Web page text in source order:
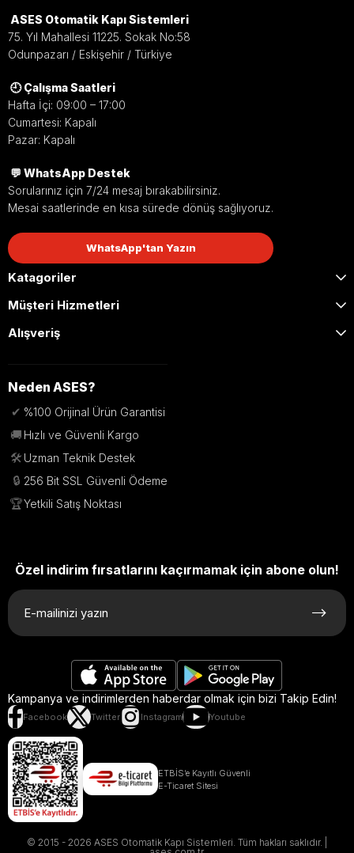
ASES Otomatik Kapı Sistemleri
75. Yıl Mahallesi 11225. Sokak No:58
Odunpazarı / Eskişehir / Türkiye
🕘 Çalışma Saatleri
Hafta İçi: 09:00 – 17:00
Cumartesi: Kapalı
Pazar: Kapalı
💬 WhatsApp Destek
Sorularınız için 7/24 mesaj bırakabilirsiniz.
Mesai saatlerinde en kısa sürede dönüş sağlıyoruz.
WhatsApp'tan Yazın
Katagoriler
Müşteri Hizmetleri
Alışveriş
Neden ASES?
✔ %100 Orijinal Ürün Garantisi
🚚 Hızlı ve Güvenli Kargo
🛠️ Uzman Teknik Destek
🔒 256 Bit SSL Güvenli Ödeme
🏆Yetkili Satış Noktası
Özel indirim fırsatlarını kaçırmamak için abone olun!
Kampanya ve indirimlerden haberdar olmak için bizi Takip Edin!
Facebook Twitter Instagram Youtube
ETBİS’e Kayıtlı Güvenli
E-Ticaret Sitesi
© 2015 - 2026 ASES Otomatik Kapı Sistemleri. Tüm hakları saklıdır. |